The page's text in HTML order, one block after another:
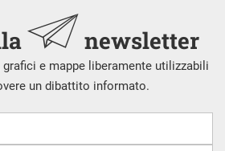
newsletter
e mappe liberamente utilizzabili
un dibattito informato.